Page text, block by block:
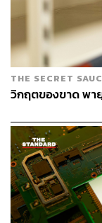
THE SECRET
วิกฤตของขาด พา